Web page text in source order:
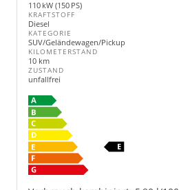
110 kW (150 PS)
KRAFTSTOFF
Diesel
KATEGORIE
SUV/Geländewagen/Pickup
KILOMETERSTAND
10 km
ZUSTAND
unfallfrei